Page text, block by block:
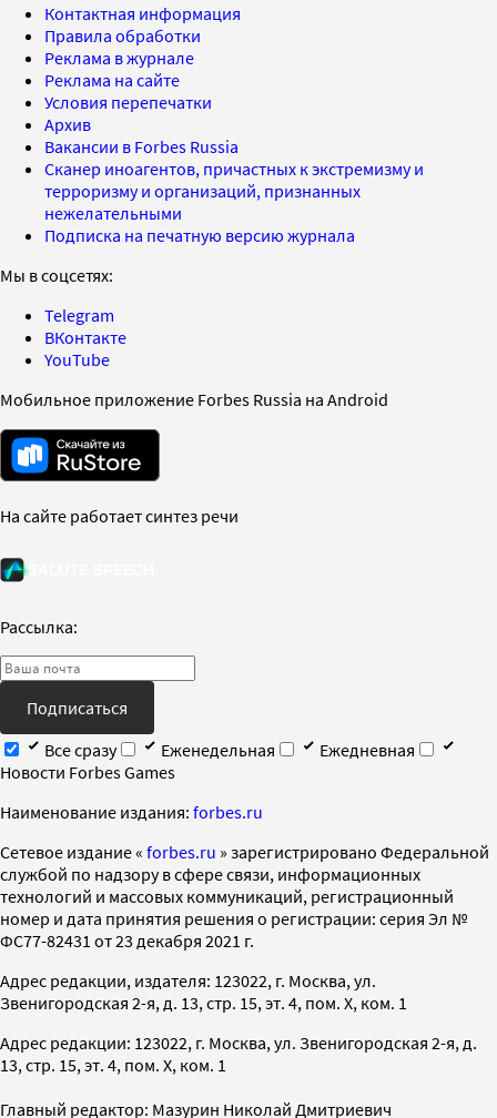
Контактная информация
Правила обработки
Реклама в журнале
Реклама на сайте
Условия перепечатки
Архив
Вакансии в Forbes Russia
Сканер иноагентов, причастных к экстремизму и
терроризму и организаций, признанных
нежелательными
Подписка на печатную версию журнала
Мы в соцсетях:
Telegram
ВКонтакте
YouTube
Мобильное приложение Forbes Russia на Android
На сайте работает синтез речи
Рассылка:
Подписаться
Все сразу
Еженедельная
Ежедневная
Новости Forbes Games
Наименование издания: forbes.ru
Cетевое издание « forbes.ru » зарегистрировано Федеральной
службой по надзору в сфере связи, информационных
технологий и массовых коммуникаций, регистрационный
номер и дата принятия решения о регистрации: серия Эл №
ФС77-82431 от 23 декабря 2021 г.
Адрес редакции, издателя: 123022, г. Москва, ул.
Звенигородская 2-я, д. 13, стр. 15, эт. 4, пом. X, ком. 1
Адрес редакции: 123022, г. Москва, ул. Звенигородская 2-я, д.
13, стр. 15, эт. 4, пом. X, ком. 1
Главный редактор: Мазурин Николай Дмитриевич